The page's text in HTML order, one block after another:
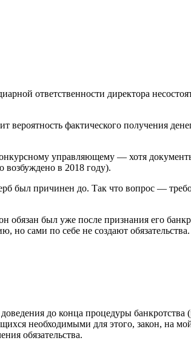
ответственности директора
вероятность фактического получения
управляющему — хотя
возбуждено в 2018 году).
был причинен до. Так что вопрос —
обязан был уже после признания его
сами по себе не создают обязательства.
до конца процедуры банкротства
необходимыми для этого, закон, на
обязательства.